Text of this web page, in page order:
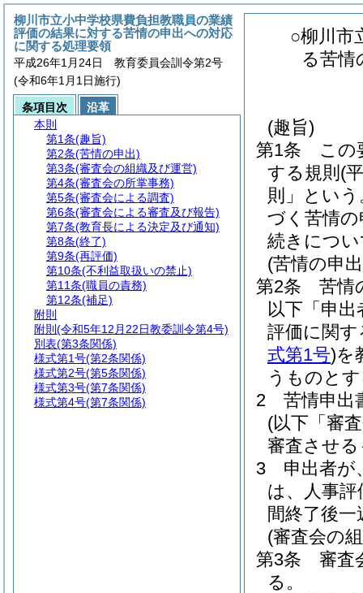
○柳川市
る苦情
(趣旨)
第1条
この
する規則 (
則」という
づく苦情の
続きにつ
(苦情の申
第2条
苦情
以下「申
評価に関
式第1号)を
うものと
2
苦情申出
(以下「審
審査させ
3
申出者が
は、人事
間終了後一
(審査会の
第3条
審査
る。
柳川市立小中学校県費負担教職員の業績
評価の結果に対する苦情の申出への対応
に関する処理要領
平成26年1月24日 教育委員会訓令第2号
(令和6年1月1日施行)
条項目次
沿革
本則
第1条(趣旨)
第2条(苦情の申出)
第3条(審査会の組織及び運営)
第4条(審査会の所掌事務)
第5条(審査会による調査)
第6条(審査会による審査及び報告)
第7条(教育長による決定及び通知)
第8条(終了)
第9条(再評価)
第10条(不利益取扱いの禁止)
第11条(職員の責務)
第12条(補足)
附則
附則 (令和5年12月22日教委訓令第4号)
別表(第3条関係)
様式第1号(第2条関係)
様式第2号(第5条関係)
様式第3号(第7条関係)
様式第4号(第7条関係)